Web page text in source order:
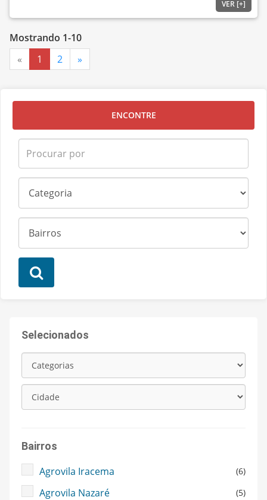
VER [+]
Mostrando 1-10
«
1 2 »
ENCONTRE
Selecionados
Bairros
Agrovila Iracema (6)
Agrovila Nazaré (5)